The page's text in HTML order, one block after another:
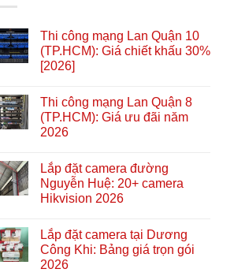
Thi công mạng Lan Quận 10
(TP.HCM): Giá chiết khấu 30%
[2026]
Thi công mạng Lan Quận 8
(TP.HCM): Giá ưu đãi năm
2026
Lắp đặt camera đường
Nguyễn Huệ: 20+ camera
Hikvision 2026
Lắp đặt camera tại Dương
Công Khi: Bảng giá trọn gói
2026